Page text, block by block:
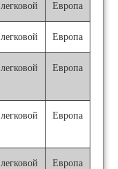
легковой Европа
легковой Европа
легковой Европа
легковой Европа
легковой Европа